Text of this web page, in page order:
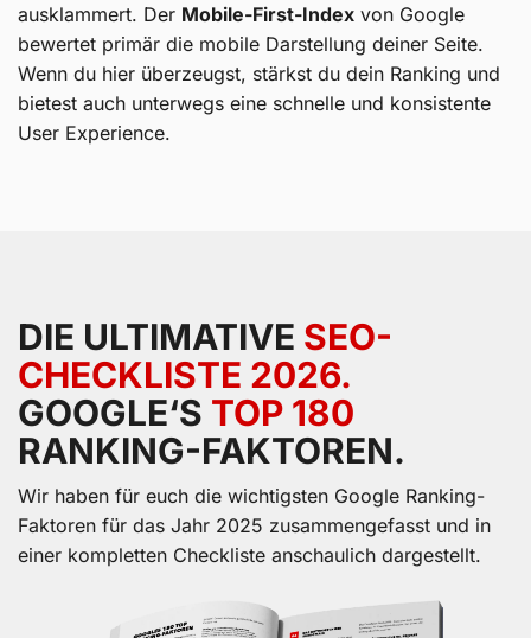
ausklammert. Der Mobile-First-Index von Google
bewertet primär die mobile Darstellung deiner Seite.
Wenn du hier überzeugst, stärkst du dein Ranking und
bietest auch unterwegs eine schnelle und konsistente
User Experience.
DIE ULTIMATIVE SEO-
CHECKLISTE 2026.
GOOGLE‘S TOP 180
RANKING-FAKTOREN.
Wir haben für euch die wichtigsten Google Ranking-
Faktoren für das Jahr 2025 zusammengefasst und in
einer kompletten Checkliste anschaulich dargestellt.